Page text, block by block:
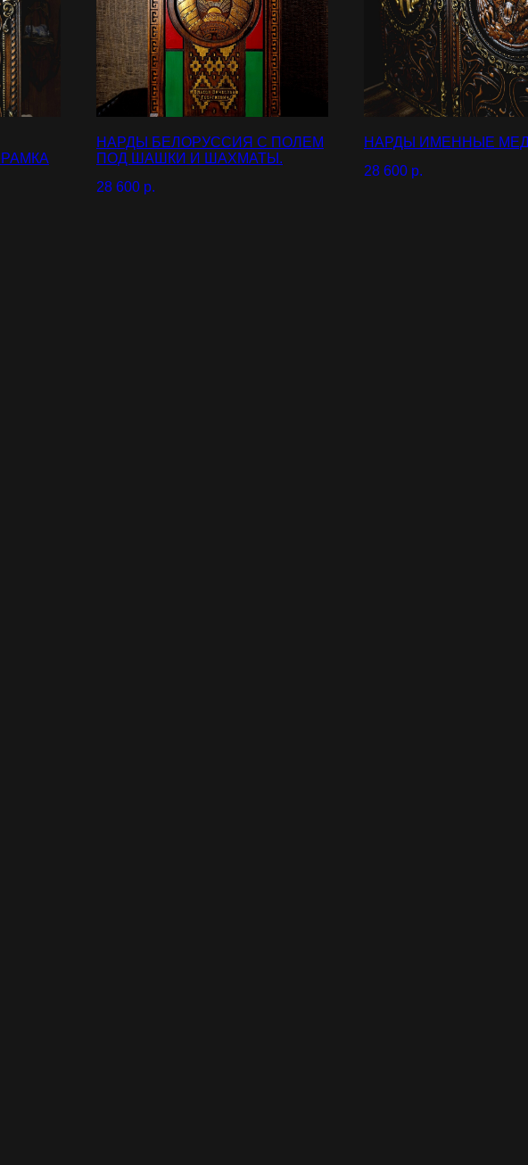
НАРДЫ БЕЛОРУССИЯ С ПОЛЕМ
ПОД ШАШКИ И ШАХМАТЫ.
28 600 р.
НАРДЫ ИМЕННЫЕ
28 600 р.